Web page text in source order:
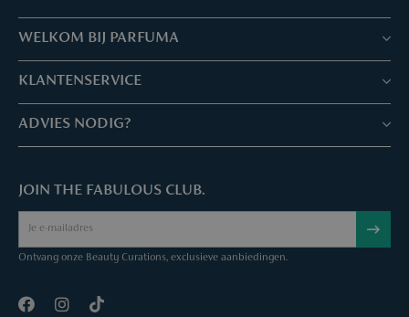
WELKOM BIJ PARFUMA
Winkels & Services
Reserveer je afspraak
Over Parfuma
Vacatures
KLANTENSERVICE
Klantenservice & Veelgestelde vragen
Parfuma geschenkbon
Sample Service
ADVIES NODIG?
Mail ons
Bel ons
JOIN THE FABULOUS CLUB.
Ontvang onze Beauty Curations, exclusieve aanbiedingen.